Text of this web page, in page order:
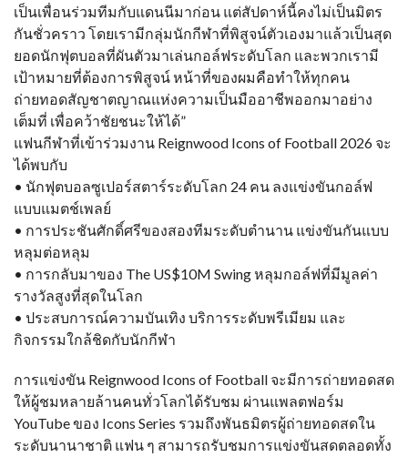
เป็นเพื่อนร่วมทีมกับแดนนีมาก่อน แต่สัปดาห์นี้คงไม่เป็นมิตร
กันชั่วคราว โดยเรามีกลุ่มนักกีฬาที่พิสูจน์ตัวเองมาแล้วเป็นสุด
ยอดนักฟุตบอลที่ผันตัวมาเล่นกอล์ฟระดับโลก และพวกเรามี
เป้าหมายที่ต้องการพิสูจน์ หน้าที่ของผมคือทำให้ทุกคน
ถ่ายทอดสัญชาตญาณแห่งความเป็นมืออาชีพออกมาอย่าง
เต็มที่ เพื่อคว้าชัยชนะให้ได้”
แฟนกีฬาที่เข้าร่วมงาน Reignwood Icons of Football 2026 จะ
ได้พบกับ
• นักฟุตบอลซูเปอร์สตาร์ระดับโลก 24 คน ลงแข่งขันกอล์ฟ
แบบแมตช์เพลย์
• การประชันศักดิ์ศรีของสองทีมระดับตำนาน แข่งขันกันแบบ
หลุมต่อหลุม
• การกลับมาของ The US$10M Swing หลุมกอล์ฟที่มีมูลค่า
รางวัลสูงที่สุดในโลก
• ประสบการณ์ความบันเทิง บริการระดับพรีเมียม และ
กิจกรรมใกล้ชิดกับนักกีฬา
การแข่งขัน Reignwood Icons of Football จะมีการถ่ายทอดสด
ให้ผู้ชมหลายล้านคนทั่วโลกได้รับชม ผ่านแพลตฟอร์ม
YouTube ของ Icons Series รวมถึงพันธมิตรผู้ถ่ายทอดสดใน
ระดับนานาชาติ แฟน ๆ สามารถรับชมการแข่งขันสดตลอดทั้ง